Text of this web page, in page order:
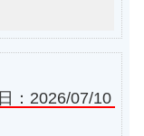
： 2026/07/10